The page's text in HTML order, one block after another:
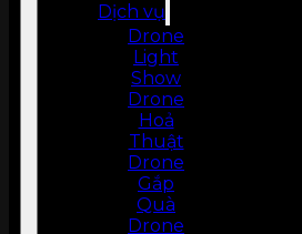
Dịch vụ
Drone
Light
Show
Drone
Hoả
Thuật
Drone
Gắp
Quà
Drone